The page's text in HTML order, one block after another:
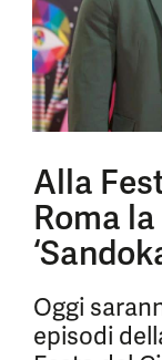
Alla
Roma
Oggi
episodi